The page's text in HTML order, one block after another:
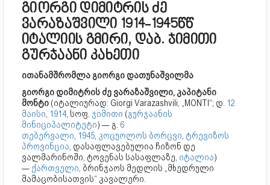
გიორგი დიმიტრის ძე
ვარაზაშვილი 1914-1945წწ
იტალიის გმირი, დაბ. ჯიმითი
გურჯაანი კახეთი
ითანამშრომლა გიორგი დათუნაშვილმა
გიორგი დიმიტრის ძე ვარაზაშვილი, კაპიტანი
მონტი (იტალიურად: Giorgi Varazashvili, „MONTI“; დ. 12
მაისი, 1914, სოფ. ჯიმითი (გურჯაანის
მინიციპალიტეტი) — გ. 6
თებერვალი, 1945, კოცუოლოს ბორცვი, ტრევიზოს
პროვინცია, დასაფლავებულია ჩიზონ დე
ვალმარინოში, ტოვენას სასაფლაზე, იტალია)
— ქართველი, ბრინჯაოს მედლის „მხედრული
მამაცობისათვის“ კავალერი.